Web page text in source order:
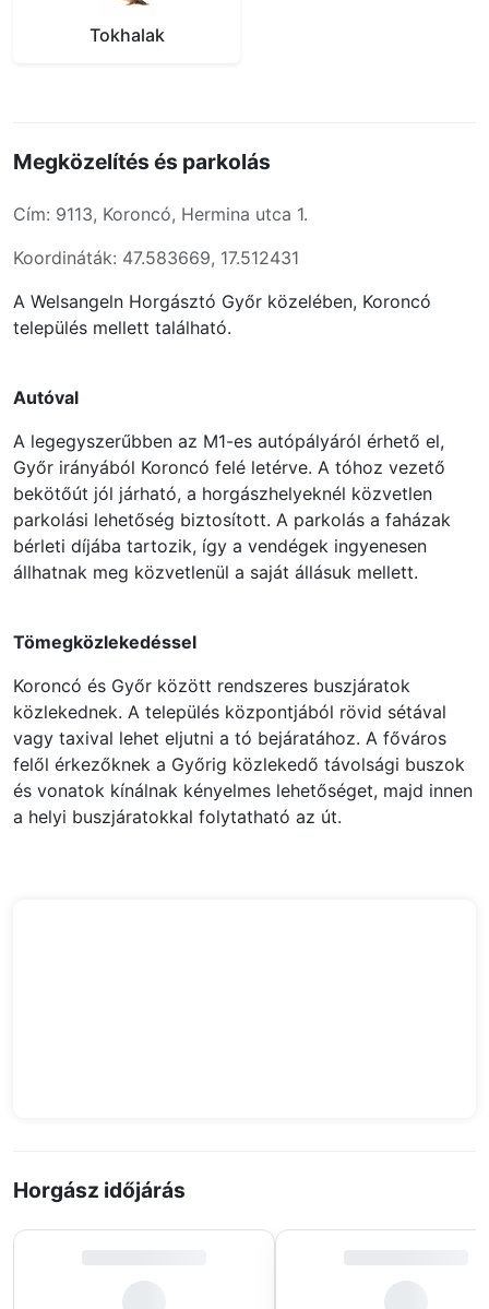
Tokhalak
Megközelítés és parkolás
Cím: 9113, Koroncó, Hermina utca 1.
Koordináták: 47.583669, 17.512431
A Welsangeln Horgásztó Győr közelében, Koroncó
település mellett található.
Autóval
A legegyszerűbben az M1-es autópályáról érhető el,
Győr irányából Koroncó felé letérve. A tóhoz vezető
bekötőút jól járható, a horgászhelyeknél közvetlen
parkolási lehetőség biztosított. A parkolás a faházak
bérleti díjába tartozik, így a vendégek ingyenesen
állhatnak meg közvetlenül a saját állásuk mellett.
Tömegközlekedéssel
Koroncó és Győr között rendszeres buszjáratok
közlekednek. A település központjából rövid sétával
vagy taxival lehet eljutni a tó bejáratához. A főváros
felől érkezőknek a Győrig közlekedő távolsági buszok
és vonatok kínálnak kényelmes lehetőséget, majd innen
a helyi buszjáratokkal folytatható az út.
Horgász időjárás